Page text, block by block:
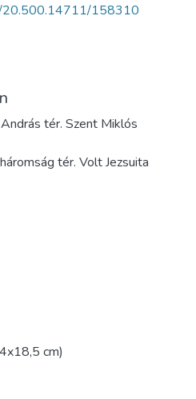
20.500.14711/158310
tér. Szent Miklós
tér. Volt Jezsuita
cm)